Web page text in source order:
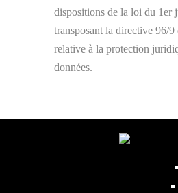
dispositions de la loi du 1er
transposant la directive 96/9
relative à la protection
données.